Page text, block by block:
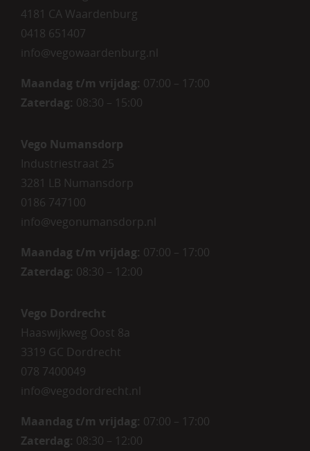
4181 CA Waardenburg
0418 651407
info@vegowaardenburg.nl
Maandag t/m vrijdag: 07:00 – 17:00
Zaterdag: 08:30 – 15:00
Vego Numansdorp
Industriestraat 25
3281 LB Numansdorp
0186 747100
info@vegonumansdorp.nl
Maandag t/m vrijdag: 07:00 – 17:00
Zaterdag: 08:30 – 12:00
Vego Dordrecht
Haaswijkweg Oost 8a
3319 GC Dordrecht
078 7400049
info@vegodordrecht.nl
Maandag t/m vrijdag: 07:00 – 17:00
Zaterdag: 08:30 – 12:00